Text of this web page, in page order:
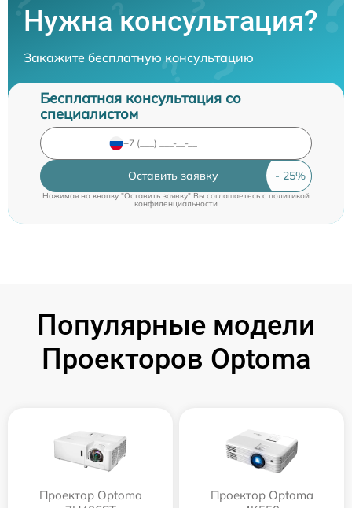
Нужна консультация?
Закажите бесплатную консультацию
Бесплатная консультация со
специалистом
Оставить заявку
Нажимая на кнопку "Оставить заявку" Вы соглашаетесь cполитикой
конфиденциальности
Популярные модели
Проекторов Optoma
Проектор Optoma
Проектор Optoma